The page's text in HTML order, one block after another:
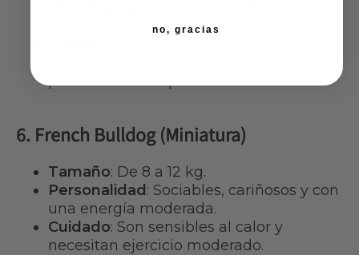
6. French Bulldog (Miniatura)
Tamaño: De 8 a 12 kg.
Personalidad : Sociables, cariñosos y con
una energía moderada.
Cuidado: Son sensibles al calor y
necesitan ejercicio moderado.
no, gracias